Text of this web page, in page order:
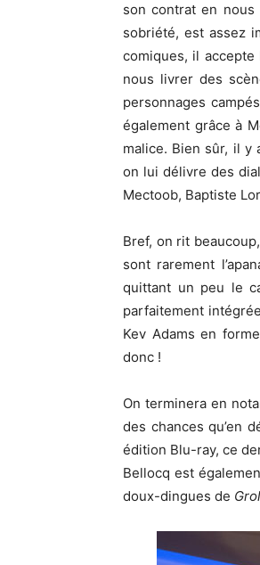
son contrat en nous
sobriété, est assez
comiques, il
nous livrer des
personnages
également grâce à
malice. Bien sûr, il y
on lui délivre des
Mectoob, Baptiste
Bref, on rit
sont rarement
quittant un peu le
parfaitement
Kev Adams en
donc !
On terminera en
des chances qu’en
édition Blu-ray, ce
Bellocq est
doux-dingues de